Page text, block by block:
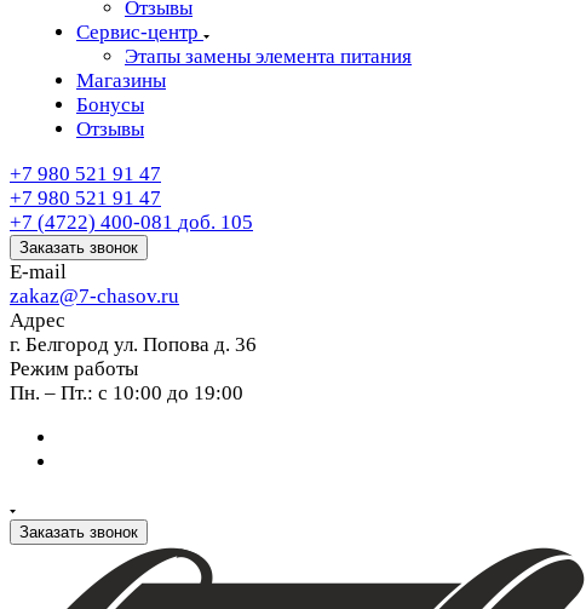
Отзывы
Сервис-центр
Этапы замены элемента питания
Магазины
Бонусы
Отзывы
+7 980 521 91 47
+7 980 521 91 47
+7 (4722) 400-081 доб. 105
Заказать звонок
E-mail
zakaz@7-chasov.ru
Адрес
г. Белгород ул. Попова д. 36
Режим работы
Пн. – Пт.: с 10:00 до 19:00
Заказать звонок